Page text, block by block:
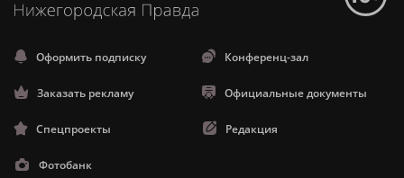
Оформить подписку Конференц-зал
Заказать рекламу Официальные документы
Спецпроекты Редакция
Фотобанк